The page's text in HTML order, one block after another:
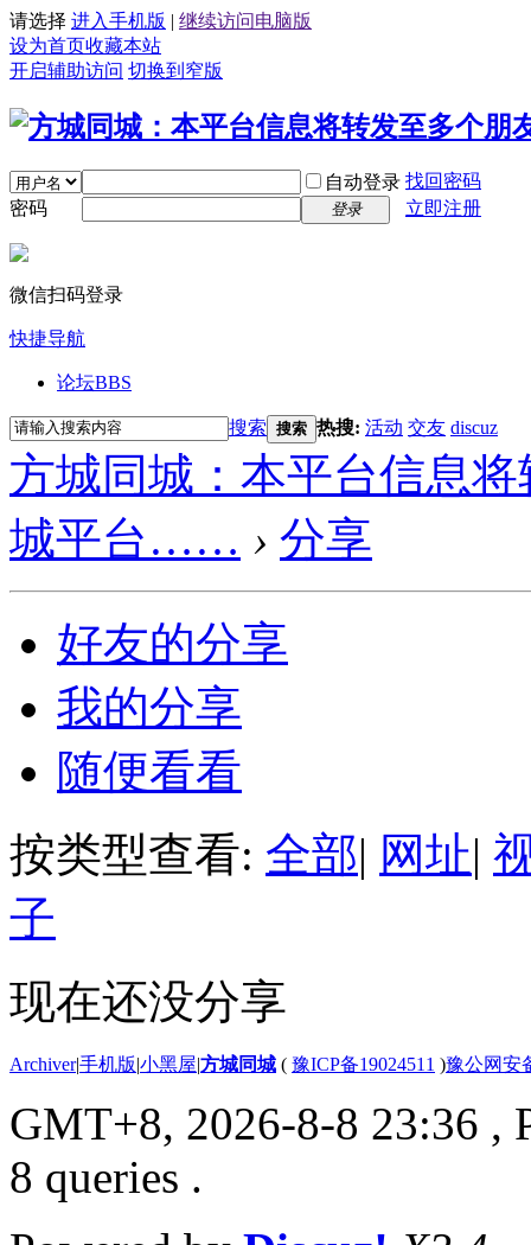
请选择 进入手机版 | 继续访问电脑版
设为首页收藏本站
开启辅助访问 切换到窄版
自动登录 找回密码
密码
登录 立即注册
微信扫码登录
快捷导航
论坛BBS
搜索 搜索 热搜: 活动 交友 discuz
方城同城：本平台信息
城平台…… › 分享
好友的分享
我的分享
随便看看
按类型查看: 全部| 网址|
子
现在还没分享
Archiver|手机版|小黑屋|方城同城 ( 豫ICP备19024511 )豫公网安
GMT+8, 2026-8-8 23:36 ,
8 queries .